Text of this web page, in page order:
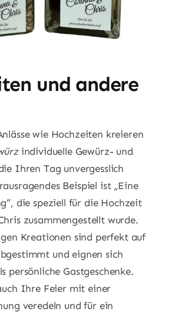
und andere
wie Hochzeiten kreieren
individuelle Gewürz- und
Ihren Tag unvergesslich
Beispiel ist „Eine
die speziell für die Hochzeit
zusammengestellt wurde.
Kreationen sind perfekt auf
und eignen sich
persönliche Gastgeschenke.
Ihre Feier mit einer
veredeln und für ein